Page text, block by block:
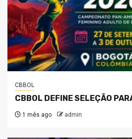
CBBOL
CBBOL DEFINE SELEÇÃO
1 mês ago admin